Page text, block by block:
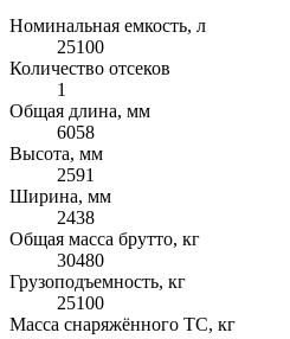
Номинальная емкость, л
25100
Количество отсеков
1
Общая длина, мм
6058
Высота, мм
2591
Ширина, мм
2438
Общая масса брутто, кг
30480
Грузоподъемность, кг
25100
Масса снаряжённого ТС, кг